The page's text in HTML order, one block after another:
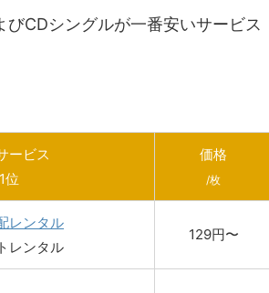
CDシングルが一番安いサービス
ービス
1位
価格
/枚
レンタル
レンタル
129円〜